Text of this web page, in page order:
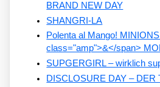
BRAND NEW DAY
SHANGRI-LA
Polenta al Mango!
class="amp">&</span>
SUPGERGIRL – wirklich
DISCLOSURE DAY – DER